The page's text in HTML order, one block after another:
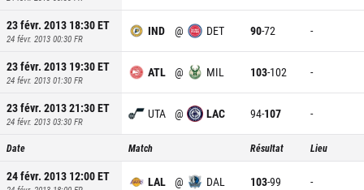
23 févr. 2013 18:30ET
24 févr. 2013 00:30 FR
IND @ DET 90-72 -
23 févr. 2013 19:30ET
24 févr. 2013 01:30 FR
ATL @ MIL 103-102 -
23 févr. 2013 21:30ET
24 févr. 2013 03:30 FR
UTA @ LAC 94-107 -
Date Match Résultat Lieu
24 févr. 2013 12:00ET LAL @ DAL 103-99 -